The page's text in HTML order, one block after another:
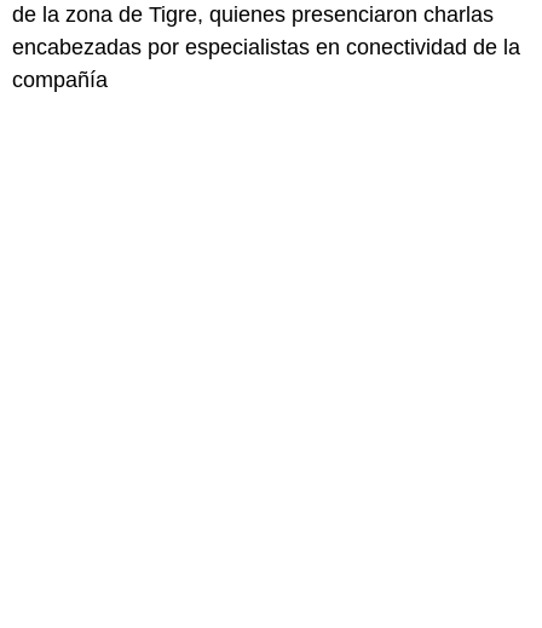
de la zona de Tigre, quienes presenciaron charlas
encabezadas por especialistas en conectividad de la
compañía